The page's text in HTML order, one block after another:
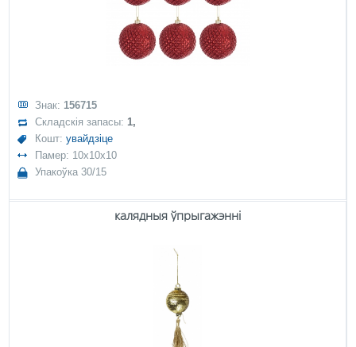
Знак: 156715
Складскія запасы:1,
Кошт:увайдзіце
Памер: 10x10x10
Упакоўка 30/15
калядныя ўпрыгажэнні